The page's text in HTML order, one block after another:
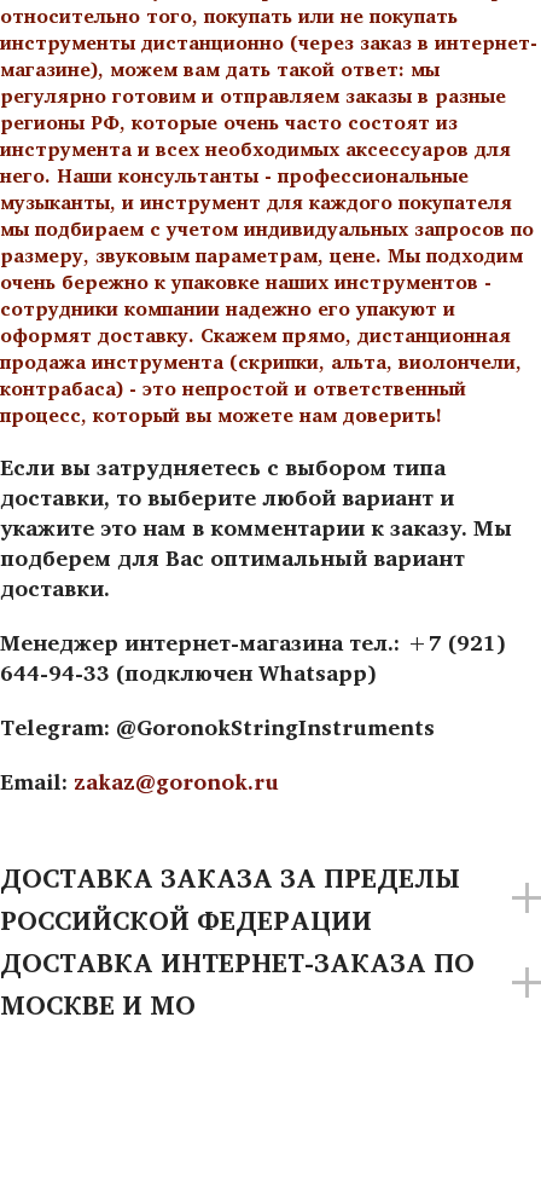
относительно того, покупать или не покупать
инструменты дистанционно (через заказ в интернет-
магазине), можем вам дать такой ответ: мы
регулярно готовим и отправляем заказы в разные
регионы РФ, которые очень часто состоят из
инструмента и всех необходимых аксессуаров для
него. Наши консультанты - профессиональные
музыканты, и инструмент для каждого покупателя
мы подбираем с учетом индивидуальных запросов по
размеру, звуковым параметрам, цене. Мы подходим
очень бережно к упаковке наших инструментов -
сотрудники компании надежно его упакуют и
оформят доставку. Скажем прямо, дистанционная
продажа инструмента (скрипки, альта, виолончели,
контрабаса) - это непростой и ответственный
процесс, который вы можете нам доверить!
Если вы затрудняетесь с выбором типа
доставки, то выберите любой вариант и
укажите это нам в комментарии к заказу. Мы
подберем для Вас оптимальный вариант
доставки.
Менеджер интернет-магазина тел.: +7 (921)
644-94-33 (подключен Whatsapp)
Telegram: @GoronokStringInstruments
Email: zakaz@goronok.ru
ДОСТАВКА ЗАКАЗА ЗА ПРЕДЕЛЫ
РОССИЙСКОЙ ФЕДЕРАЦИИ
ДОСТАВКА ИНТЕРНЕТ-ЗАКАЗА ПО
МОСКВЕ И МО